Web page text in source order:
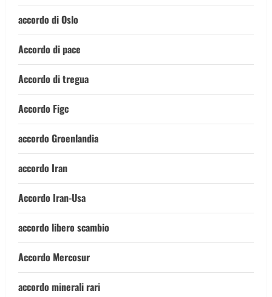
accordo di Oslo
Accordo di pace
Accordo di tregua
Accordo Figc
accordo Groenlandia
accordo Iran
Accordo Iran-Usa
accordo libero scambio
Accordo Mercosur
accordo minerali rari